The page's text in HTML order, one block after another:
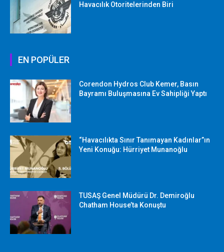
Havacılık Otoritelerinden Biri
EN POPÜLER
Corendon Hydros Club Kemer, Basın
Bayramı Buluşmasına Ev Sahipliği Yaptı
“Havacılıkta Sınır Tanımayan Kadınlar”ın
Yeni Konuğu: Hürriyet Munanoğlu
TUSAŞ Genel Müdürü Dr. Demiroğlu
Chatham House’ta Konuştu